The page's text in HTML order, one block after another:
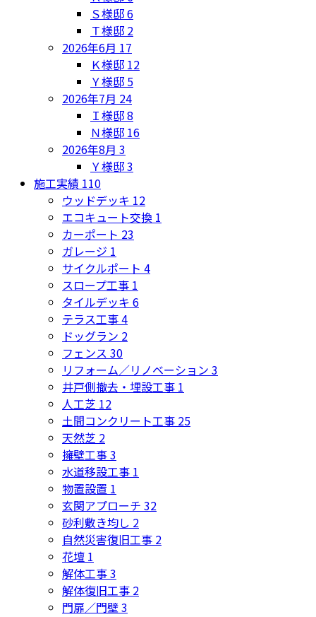
Ｓ様邸6
Ｔ様邸 2
2026年6月 17
Ｋ様邸 12
Ｙ様邸 5
2026年7月 24
Ｉ様邸8
Ｎ様邸 16
2026年8月 3
Ｙ様邸3
施工実績 110
ウッドデッキ 12
エコキュート交換 1
カーポート 23
ガレージ 1
サイクルポート 4
スロープ工事 1
タイルデッキ 6
テラス工事4
ドッグラン 2
フェンス 30
リフォーム／リノベーション 3
井戸側撤去・埋設工事 1
人工芝 12
土間コンクリート工事 25
天然芝 2
擁壁工事3
水道移設工事 1
物置設置 1
玄関アプローチ 32
砂利敷き均し 2
自然災害復旧工事 2
花壇 1
解体工事3
解体復旧工事 2
門扉／門壁3